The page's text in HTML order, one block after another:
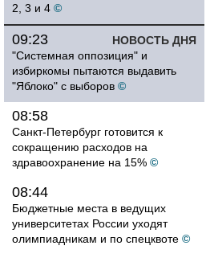
2, 3 и 4 ©
НОВОСТЬ ДНЯ
09:23
"Системная оппозиция" и
избиркомы пытаются выдавить
"Яблоко" с выборов ©
08:58
Санкт-Петербург готовится к
сокращению расходов на
здравоохранение на 15% ©
08:44
Бюджетные места в ведущих
университетах России уходят
олимпиадникам и по спецквоте ©